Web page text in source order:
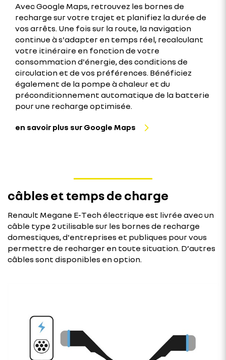
Avec Google Maps, retrouvez les bornes de
recharge sur votre trajet et planifiez la durée de
vos arrêts. Une fois sur la route, la navigation
continue à s'adapter en temps réel, recalculant
votre itinéraire en fonction de votre
consommation d'énergie, des conditions de
circulation et de vos préférences. Bénéficiez
également de la pompe à chaleur et du
préconditionnement automatique de la batterie
pour une recharge optimisée.​
en savoir plus sur Google Maps
câbles et temps de charge
Renault Megane E-Tech électrique est livrée avec un
câble type 2 utilisable sur les bornes de recharge
domestiques, d'entreprises et publiques pour vous
permettre de recharger en toute situation. D’autres
câbles sont disponibles en option.